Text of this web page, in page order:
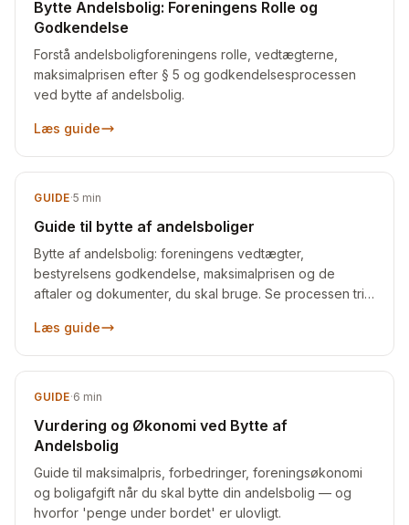
Bytte Andelsbolig: Foreningens Rolle og
Godkendelse
Forstå andelsboligforeningens rolle, vedtægterne,
maksimalprisen efter § 5 og godkendelsesprocessen
ved bytte af andelsbolig.
Læs guide
GUIDE·5 min
Guide til bytte af andelsboliger
Bytte af andelsbolig: foreningens vedtægter,
bestyrelsens godkendelse, maksimalprisen og de
aftaler og dokumenter, du skal bruge. Se processen trin
Læs guide
GUIDE·6 min
Vurdering og Økonomi ved Bytte af
Andelsbolig
Guide til maksimalpris, forbedringer, foreningsøkonomi
og boligafgift når du skal bytte din andelsbolig — og
hvorfor 'penge under bordet' er ulovligt.